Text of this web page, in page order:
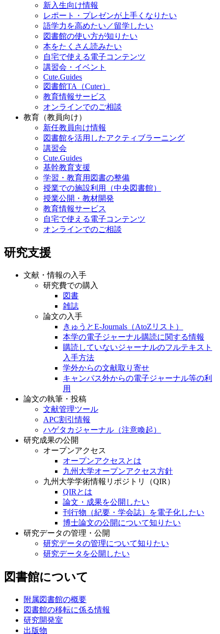
新入生向け情報
レポート・プレゼンが上手くなりたい
語学力を高めたい／留学したい
図書館の使い方が知りたい
本をたくさん読みたい
自宅で使える電子コンテンツ
講習会・イベント
Cute.Guides
図書館TA（Cuter）
教育情報サービス
オンラインでのご相談
教育（教員向け）
新任教員向け情報
図書館を活用したアクティブラーニング
講習会
Cute.Guides
基幹教育支援
学習・教育用図書の整備
授業での施設利用（中央図書館）
授業公開・教材開発
教育情報サービス
自宅で使える電子コンテンツ
オンラインでのご相談
研究支援
文献・情報の入手
研究費での購入
図書
雑誌
論文の入手
きゅうとE-Journals（AtoZリスト）
本学の電子ジャーナル購読に関する情報
購読していないジャーナルのフルテキスト
入手方法
学外からの文献取り寄せ
キャンパス外からの電子ジャーナル等の利
用
論文の執筆・投稿
文献管理ツール
APC割引情報
ハゲタカジャーナル（注意喚起）
研究成果の公開
オープンアクセス
オープンアクセスとは
九州大学オープンアクセス方針
九州大学学術情報リポジトリ（QIR）
QIRとは
論文・成果を公開したい
刊行物（紀要・学会誌）を電子化したい
博士論文の公開について知りたい
研究データの管理・公開
研究データの管理について知りたい
研究データを公開したい
図書館について
附属図書館の概要
図書館の移転に係る情報
研究開発室
出版物